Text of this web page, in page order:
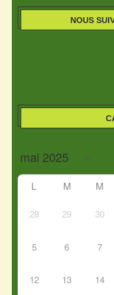
NOUS
L M M
28 29 30
5 6 7
12 13 14